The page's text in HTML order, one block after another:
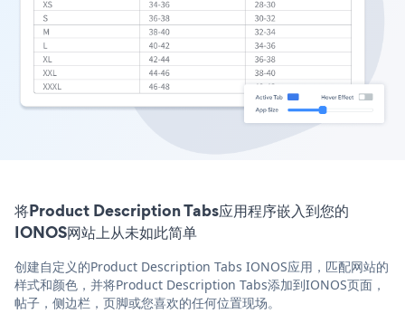
将Product Description Tabs应用程序嵌入到您的
IONOS网站上从未如此简单
创建自定义的Product Description Tabs IONOS应用，匹配网站的
样式和颜色，并将Product Description Tabs添加到IONOS页面，
帖子，侧边栏，页脚或您喜欢的任何位置现场。